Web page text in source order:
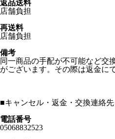
返品送料
店舗負担
再送料
店舗負担
備考
同一商品の手配が不可能など交
がございます。その際は返金に
■キャンセル・返金・交換連絡先
電話番号
05068832523